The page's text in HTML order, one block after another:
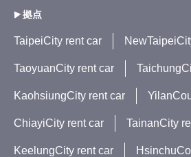
拠点
TaipeiCity rent car
TaoyuanCity rent car
KaohsiungCity rent car
ChiayiCity rent car TainanCity
KeelungCity rent car